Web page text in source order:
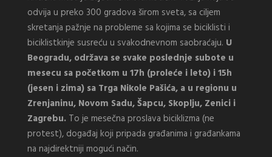
odvija u preko 300 gradova širom sveta, sa ciljem
skretanja pažnje na probleme sa kojima se biciklisti i
biciklistkinje susreću u svakodnevnom saobraćaju. U
Beogradu, održava se svake poslednje subote u
mesecu sa početkom u 17h (proleće i leto) i 15h
(jesen i zima) sa Trga Nikole Pašića, a u regionu u
Zrenjaninu, Novom Sadu, Šapcu, Skoplju, Zenici i
Zagrebu. To je mesečna proslava biciklizma (ne
protest), događaj koji pripada građanima i građankama
na najdirektniji mogući način.